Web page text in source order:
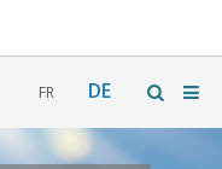
FR DE